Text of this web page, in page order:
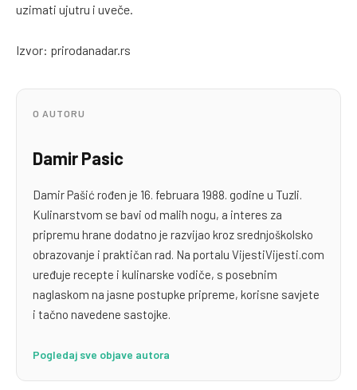
uzimati ujutru i uveče.
Izvor: prirodanadar.rs
O AUTORU
Damir Pasic
Damir Pašić rođen je 16. februara 1988. godine u Tuzli.
Kulinarstvom se bavi od malih nogu, a interes za
pripremu hrane dodatno je razvijao kroz srednjoškolsko
obrazovanje i praktičan rad. Na portalu VijestiVijesti.com
uređuje recepte i kulinarske vodiče, s posebnim
naglaskom na jasne postupke pripreme, korisne savjete
i tačno navedene sastojke.
Pogledaj sve objave autora